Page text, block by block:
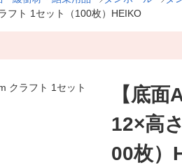
フト 1セット（100枚）HEIKO
【底
12×高
00枚）